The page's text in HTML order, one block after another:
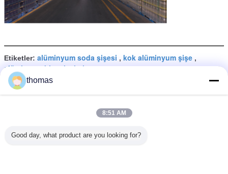
Etiketler: alüminyum soda şişesi , kok alüminyum şişe ,
alüminyum bira şişeleri
için düşük boş 12 oz ince kutu
thomas
8:51 AM
Good day, what product are you looking for?